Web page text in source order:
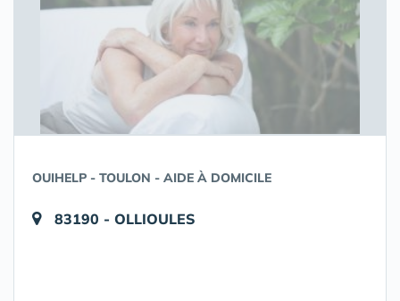
OUIHELP - TOULON - AIDE À DOMICILE
83190 - OLLIOULES